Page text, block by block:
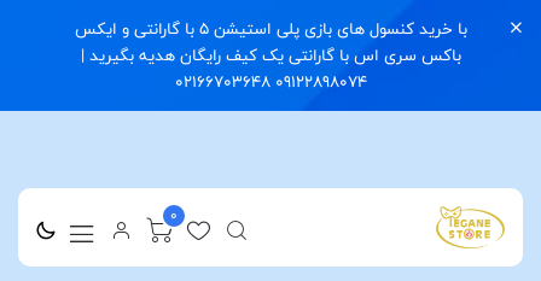
با خرید کنسول های بازی پلی استیشن 5 با گارانتی و ایکس
باکس سری اس با گارانتی یک کیف رایگان هدیه بگیرید |
09122898074 02166703648
0